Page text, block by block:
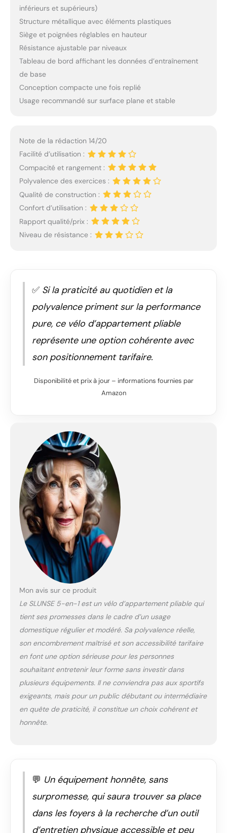
inférieurs et supérieurs)
Structure métallique avec éléments plastiques
Siège et poignées réglables en hauteur
Résistance ajustable par niveaux
Tableau de bord affichant les données d’entraînement
de base
Conception compacte une fois replié
Usage recommandé sur surface plane et stable
Note de la rédaction 14/20
Facilité d’utilisation :
Compacité et rangement :
Polyvalence des exercices :
Qualité de construction :
Confort d’utilisation :
Rapport qualité/prix :
Niveau de résistance :
✅ Si la praticité au quotidien et la
polyvalence priment sur la performance
pure, ce vélo d’appartement pliable
représente une option cohérente avec
son positionnement tarifaire.
Disponibilité et prix à jour – informations fournies par
Amazon
Mon avis sur ce produit
Le SLUNSE 5-en-1 est un vélo d’appartement pliable qui
tient ses promesses dans le cadre d’un usage
domestique régulier et modéré. Sa polyvalence réelle,
son encombrement maîtrisé et son accessibilité tarifaire
en font une option sérieuse pour les personnes
souhaitant entretenir leur forme sans investir dans
plusieurs équipements. Il ne conviendra pas aux sportifs
exigeants, mais pour un public débutant ou intermédiaire
en quête de praticité, il constitue un choix cohérent et
honnête.
💬 Un équipement honnête, sans
surpromesse, qui saura trouver sa place
dans les foyers à la recherche d’un outil
d’entretien physique accessible et peu